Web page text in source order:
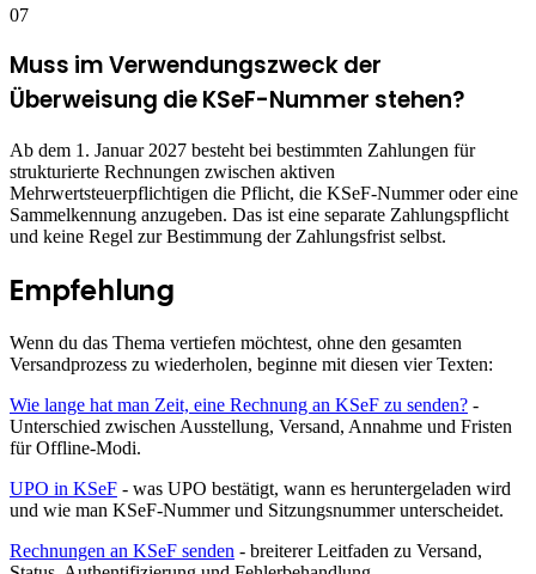
07
Muss im Verwendungszweck der
Überweisung die KSeF-Nummer stehen?
Ab dem 1. Januar 2027 besteht bei bestimmten Zahlungen für
strukturierte Rechnungen zwischen aktiven
Mehrwertsteuerpflichtigen die Pflicht, die KSeF-Nummer oder eine
Sammelkennung anzugeben. Das ist eine separate Zahlungspflicht
und keine Regel zur Bestimmung der Zahlungsfrist selbst.
Empfehlung
Wenn du das Thema vertiefen möchtest, ohne den gesamten
Versandprozess zu wiederholen, beginne mit diesen vier Texten:
Wie lange hat man Zeit, eine Rechnung an KSeF zu senden? -
Unterschied zwischen Ausstellung, Versand, Annahme und Fristen
für Offline-Modi.
UPO in KSeF - was UPO bestätigt, wann es heruntergeladen wird
und wie man KSeF-Nummer und Sitzungsnummer unterscheidet.
Rechnungen an KSeF senden - breiterer Leitfaden zu Versand,